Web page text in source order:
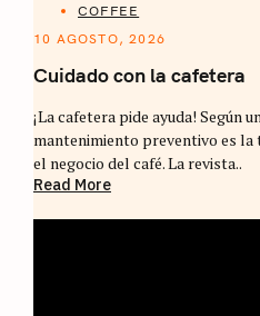
COFFEE
10 AGOSTO, 2026
Cuidado con la cafetera
¡La cafetera pide ayuda! Según
mantenimiento preventivo es la
el negocio del café. La revista..
Read More